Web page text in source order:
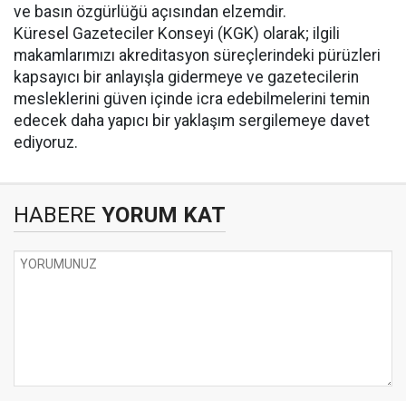
ve basın özgürlüğü açısından elzemdir.
Küresel Gazeteciler Konseyi (KGK) olarak; ilgili
makamlarımızı akreditasyon süreçlerindeki pürüzleri
kapsayıcı bir anlayışla gidermeye ve gazetecilerin
mesleklerini güven içinde icra edebilmelerini temin
edecek daha yapıcı bir yaklaşım sergilemeye davet
ediyoruz.
HABERE YORUM KAT